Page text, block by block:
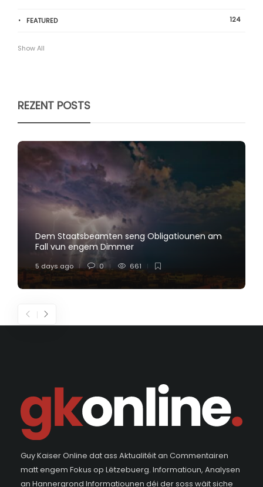
FEATURED 124
Show All
REZENT POSTS
Dem Staatsbeamten seng Obligatiounen am
Fall vun engem Dimmer
5 days ago 0 661
Guy Kaiser Online dat ass Aktualitéit an Commentairen
matt engem Fokus op Lëtzebuerg. Informatioun, Analysen
an Hannergrond Informatiounen déi der soss wäit siche